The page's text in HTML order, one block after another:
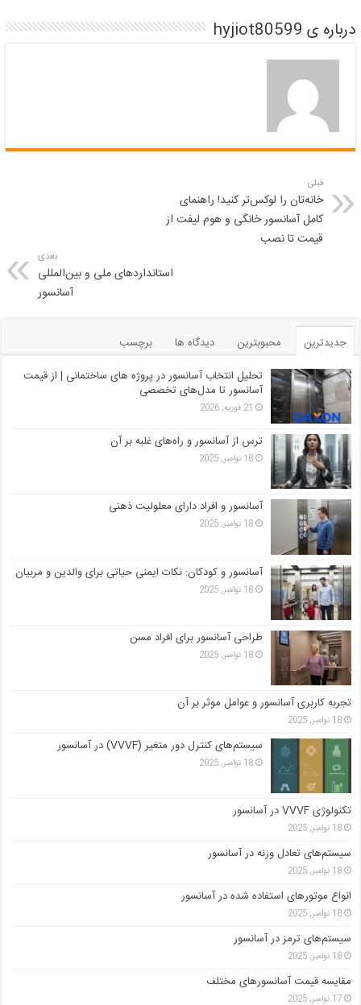
درباره ی hyjiot80599
قبلی
خانه‌تان را لوکس‌تر کنید! راهنمای
کامل آسانسور خانگی و هوم لیفت از
قیمت تا نصب
بعدی
استانداردهای ملی و بین‌المللی
آسانسور
جدیدترین محبوبترین دیدگاه ها
برچسب
تحلیل انتخاب آسانسور در پروژه‌ های ساختمانی | از قیمت
آسانسور تا مدل‌های تخصصی
21 فوریه, 2026
ترس از آسانسور و راه‌های غلبه بر آن
18 نوامبر, 2025
آسانسور و افراد دارای معلولیت ذهنی
18 نوامبر, 2025
آسانسور و کودکان: نکات ایمنی حیاتی برای والدین و مربیان
18 نوامبر, 2025
طراحی آسانسور برای افراد مسن
18 نوامبر, 2025
تجربه کاربری آسانسور و عوامل موثر بر آن
18 نوامبر, 2025
سیستم‌های کنترل دور متغیر (VVVF) در آسانسور
18 نوامبر, 2025
تکنولوژی VVVF در آسانسور
18 نوامبر, 2025
سیستم‌های تعادل وزنه در آسانسور
18 نوامبر, 2025
انواع موتورهای استفاده شده در آسانسور
18 نوامبر, 2025
سیستم‌های ترمز در آسانسور
18 نوامبر, 2025
مقایسه قیمت آسانسورهای مختلف
17 نوامبر, 2025